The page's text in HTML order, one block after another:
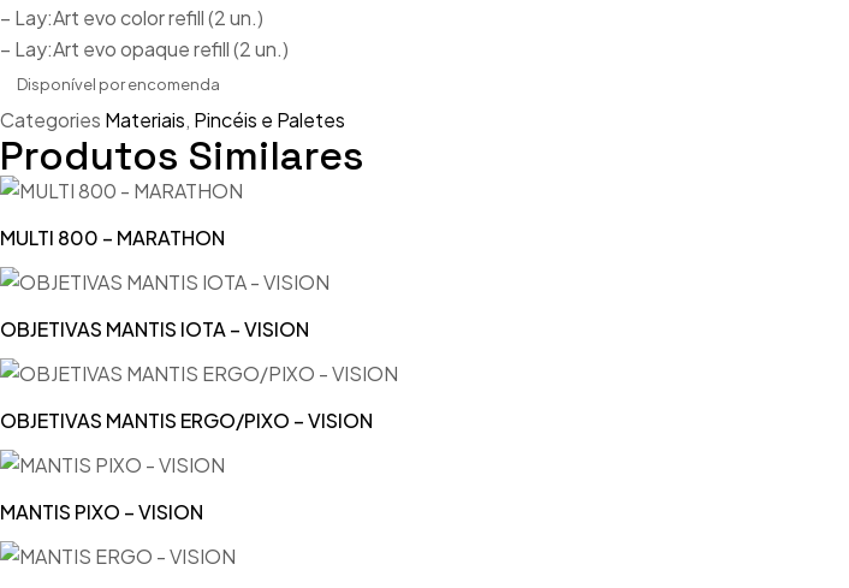
– Lay:Art evo color refill (2 un.)
– Lay:Art evo opaque refill (2 un.)
Disponível por encomenda
Categories Materiais, Pincéis e Paletes
Produtos Similares
MULTI 800 – MARATHON
OBJETIVAS MANTIS IOTA – VISION
OBJETIVAS MANTIS ERGO/PIXO – VISION
MANTIS PIXO – VISION